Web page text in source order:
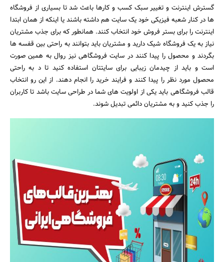
گسترش اینترنت و تغییر سبک کسب و کارها باعث شد تا بسیاری از فروشگاه
ها در کنار شعبه فیزیکی خود یک سایت هم داشته باشند یا اینکه از همان ابتدا
اینترنت را برای بستر فروش خود انتخاب کنند. همانطور که برای جذب مشتریان
نیاز به یک فروشگاه شیک دارید و مشتریان باید بتوانند به راحتی بین قفسه ها
بگردند و محصول را پیدا کنند در سایت فروشگاهی نیز روال به همین صورت
است و باید از چیدمان زیبایی برای سایتتان استفاده کنید تا د به راحتی
محصول مورد نظر را پیدا کنند و فرایند خرید را انجام دهند. از این رو انتخاب
قالب فروشگاهی باید یکی از اولویت های شما در طراحی سایت باشد تا کاربران
را جذب کنید و به مشتریان دائمی تبدیل شوند.